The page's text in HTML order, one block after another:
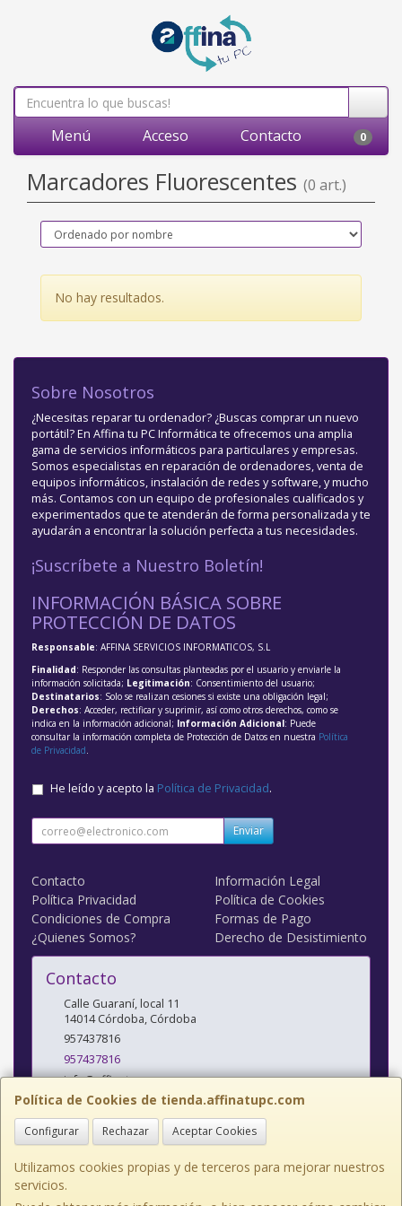
Menú Acceso Contacto 0
Marcadores Fluorescentes (0 art.)
No hay resultados.
Política de Cookies de tienda.affinatupc.com
Configurar Rechazar Aceptar Cookies
Utilizamos cookies propias y de terceros para mejorar nuestros
servicios.
Sobre Nosotros
¿Necesitas reparar tu ordenador? ¿Buscas comprar un nuevo
portátil? En Affina tu PC Informática te ofrecemos una amplia
gama de servicios informáticos para particulares y empresas.
Somos especialistas en reparación de ordenadores, venta de
equipos informáticos, instalación de redes y software, y mucho
más. Contamos con un equipo de profesionales cualificados y
experimentados que te atenderán de forma personalizada y te
ayudarán a encontrar la solución perfecta a tus necesidades.
¡Suscríbete a Nuestro Boletín!
INFORMACIÓN BÁSICA SOBRE
PROTECCIÓN DE DATOS
Responsable: AFFINA SERVICIOS INFORMATICOS, S.L
Finalidad: Responder las consultas planteadas por el usuario y enviarle la
información solicitada; Legitimación: Consentimiento del usuario;
Destinatarios: Solo se realizan cesiones si existe una obligación legal;
Derechos: Acceder, rectificar y suprimir, así como otros derechos, como se
indica en la información adicional; Información Adicional: Puede
consultar la información completa de Protección de Datos en nuestra Política
de Privacidad.
He leído y acepto la Política de Privacidad.
Enviar
Contacto
Información Legal
Política Privacidad
Política de Cookies
Condiciones de Compra
Formas de Pago
¿Quienes Somos?
Derecho de Desistimiento
Contacto
Calle Guaraní, local 11
14014 Córdoba, Córdoba
957437816
957437816
info@affinatupc.com
Horario
10:00 a 13:30 y 17:00 a 20:30h Lunes a Viernes